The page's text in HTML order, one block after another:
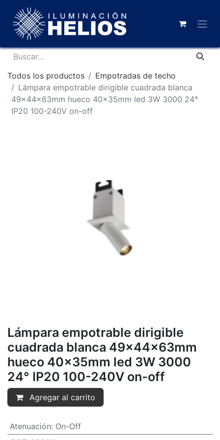
Todos los productos
Empotradas de techo
Lámpara empotrable dirigible cuadrada blanca
49x44x63mm hueco 40x35mm led 3W 3000 24°
IP20 100-240V on-off
Lámpara empotrable dirigible
cuadrada blanca 49x44x63mm
hueco 40x35mm led 3W 3000
24° IP20 100-240V on-off
Agregar al carrito
Atenuación: On-Off